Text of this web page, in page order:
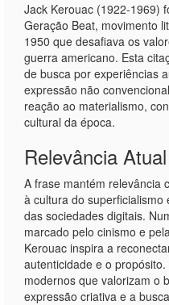
Jack Kerouac (1922-1969)
Geração Beat, movimento
1950 que desafiava os
guerra americano. Esta
de busca por experiências
expressão não
reação ao materialismo,
cultural da época.
Relevância Atual
A frase mantém relevância
à cultura do superficialismo
das sociedades digitais.
marcado pelo cinismo e
Kerouac inspira a
autenticidade e o
modernos que valorizam o
expressão criativa e a